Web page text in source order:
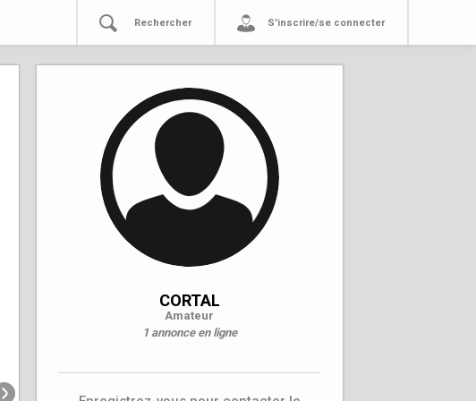
Rechercher S'inscrire/se connecter
CORTAL
Amateur
1 annonce en ligne